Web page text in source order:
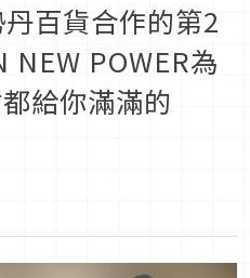
百貨合作的第2
NEW POWER為
給你滿滿的